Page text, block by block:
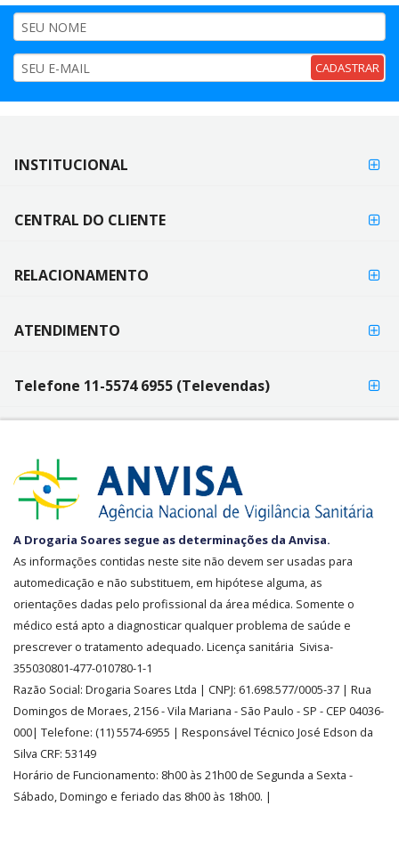
CADASTRAR
FORMAS
FORMAS DE
PAGAMENTO
INSTITUCIONAL
CENTRAL DO CLIENTE
RELACIONAMENTO
ATENDIMENTO
Telefone 11-5574 6955 (Televendas)
A Drogaria Soares segue as determinações da Anvisa.
As informações contidas neste site não devem ser usadas para
automedicação e não substituem, em hipótese alguma, as
orientações dadas pelo profissional da área médica. Somente o
médico está apto a diagnosticar qualquer problema de saúde e
prescrever o tratamento adequado. Licença sanitária Sivisa-
355030801-477-010780-1-1
Razão Social: Drogaria Soares Ltda | CNPJ: 61.698.577/0005-37 | Rua
Domingos de Moraes, 2156-Vila Mariana - São Paulo - SP - CEP 04036-
000| Telefone: (11)5574-6955 | Responsável Técnico José Edson da
Silva CRF: 53149
Horário de Funcionamento: 8h00 às 21h00 de Segunda a Sexta -
Sábado, Domingo e feriado das 8h00 às 18h00. |